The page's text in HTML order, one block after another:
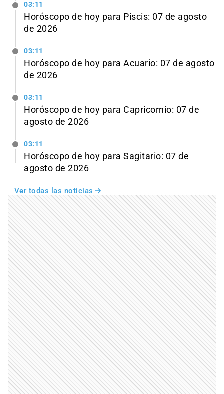
03:11
Horóscopo de hoy para Piscis: 07 de agosto
de 2026
03:11
Horóscopo de hoy para Acuario: 07 de agosto
de 2026
03:11
Horóscopo de hoy para Capricornio: 07 de
agosto de 2026
03:11
Horóscopo de hoy para Sagitario: 07 de
agosto de 2026
Ver todas las noticias